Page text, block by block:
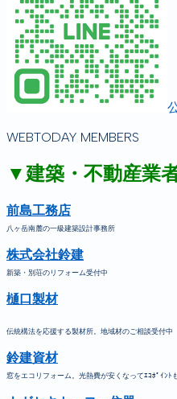
WEBTODAY MEMBERS
▼建築・不動産業
前島工務店
八ヶ岳南麓の一級建築設計事務所
株式会社鈴建
新築・別荘のリフォーム受付中
樋口製材
伝統構法を応援する製材所。地域材のご相談受付中
鈴建資材
窓をエコリフォーム。光熱費が安くなってｴｺﾎﾟｲﾝﾄ